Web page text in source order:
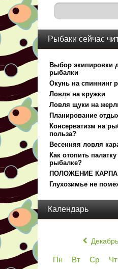
Рыбаки сейчас
Выбор экипировки
рыбалки
Окунь на спиннинг
Ловля на кружки
Ловля щуки на
Планирование
Консерватизм на
польза?
Весенняя ловля
Как отопить
рыбалке?
ПОЛОЖЕНИЕ
Глухозимье не
Календарь
Пн Вт Ср Чт